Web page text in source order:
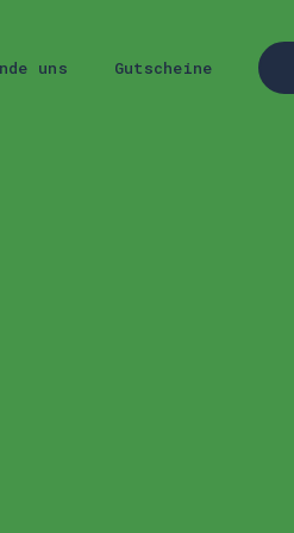
uns Gutscheine